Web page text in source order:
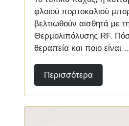
φλοιού πορτοκαλιού
βελτιωθούν αισθητά με
Θερμολιπόλυσης RF.
θεραπεία και ποιο είναι
Περισσότερα